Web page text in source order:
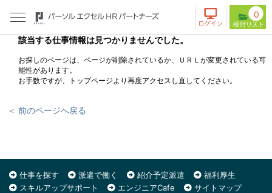
0
該当する仕事情報は見つかりませんでした。
お探しのページは、ページが削除されているか、ＵＲＬが変更されている可
能性があります。
お手数ですが、トップページより再度アクセスし直してください。
＜ 前のページへ戻る
仕事を探す 派遣で働く 紹介予定派遣
福利厚生
スキルアップサポート
エンジニアCafe
サイトマップ